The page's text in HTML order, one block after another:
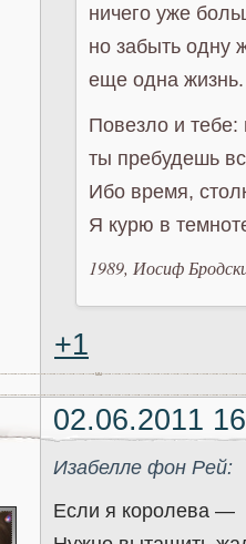
ничего уже
но забыть одну
еще одна
Повезло и
ты пребудешь
Ибо время,
Я курю в
1989, Иосиф
+1
02.06.2011
Изабелле фон Рей:
Если я королева —